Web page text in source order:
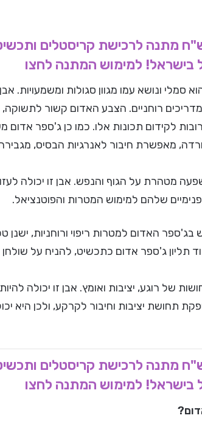
לגולשי אלטרנטיבלי – קבלו 25 ש"ח מתנה לרכישת
בישראל! למימוש המתנה לחצו
ונושא עמו מגוון סגולות ומשמעויות.
רוחניים. הצבע האדום קשור לתשוקה,
לקידום תכונות אלו. כמו כן ג'ספר אדום
מאפשרת חיבור לאנרגיות הבסיס,
מטהרת על הגוף והנפש. אבן זו יכולה
שלהם למימוש המטרות והפוטנציאל.
האדום למטרות ריפוי ורוחניות, ישנן
תליון ג'ספר אדום כתכשיט, להניח על
של רוגע, יציבות ואומץ. אבן זו יכולה
תחושת יציבות וחיבור לקרקע, ולכן היא
לגולשי אלטרנטיבלי – קבלו 25 ש"ח מתנה לרכישת
בישראל! למימוש המתנה לחצו